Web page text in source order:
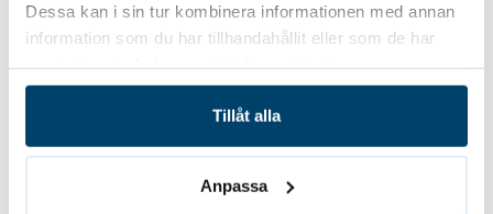
Dessa kan i sin tur kombinera informationen med annan
information som du har tillhandahållit eller som de har
Tillåt alla
Anpassa
Påväxt av mossa och alger –gör att växtligheten har
rent längre.
Läckage och kostsamma reparationer –minskar
större underhållsåtgärder.